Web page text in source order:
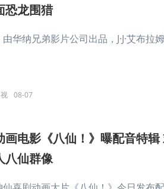
恐龙围猎
华纳兄弟影片公司出品，J·J·艾布拉
08-07
画电影《八仙！》曝配音特
八仙群像